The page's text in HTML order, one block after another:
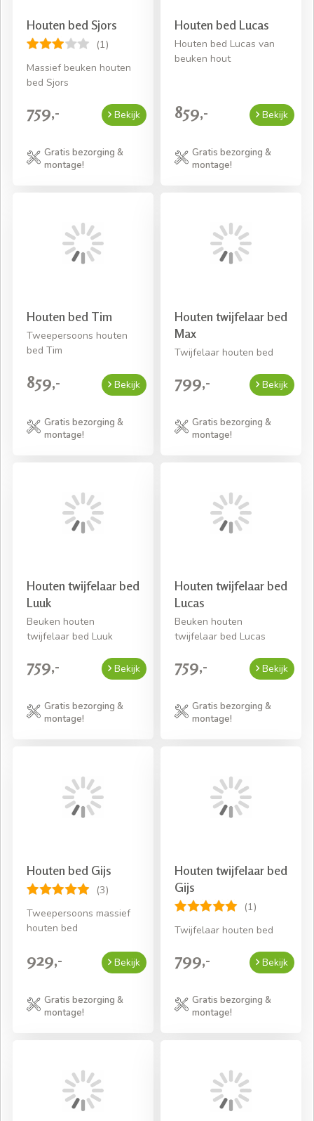
Houten bed Sjors
(1)
Massief beuken houten
bed Sjors
759,- Bekijk
Gratis bezorging &
montage!
Houten bed Lucas
Houten bed Lucas van
beuken hout
859,- Bekijk
Gratis bezorging &
montage!
Houten bed Tim
Tweepersoons houten
bed Tim
859,- Bekijk
Gratis bezorging &
montage!
Houten twijfelaar bed
Max
Twijfelaar houten bed
799,- Bekijk
Gratis bezorging &
montage!
Houten twijfelaar bed
Luuk
Beuken houten
twijfelaar bed Luuk
759,- Bekijk
Gratis bezorging &
montage!
Houten twijfelaar bed
Lucas
Beuken houten
twijfelaar bed Lucas
759,- Bekijk
Gratis bezorging &
montage!
Houten bed Gijs
(3)
Tweepersoons massief
houten bed
929,- Bekijk
Gratis bezorging &
montage!
Houten twijfelaar bed
Gijs
(1)
Twijfelaar houten bed
799,- Bekijk
Gratis bezorging &
montage!